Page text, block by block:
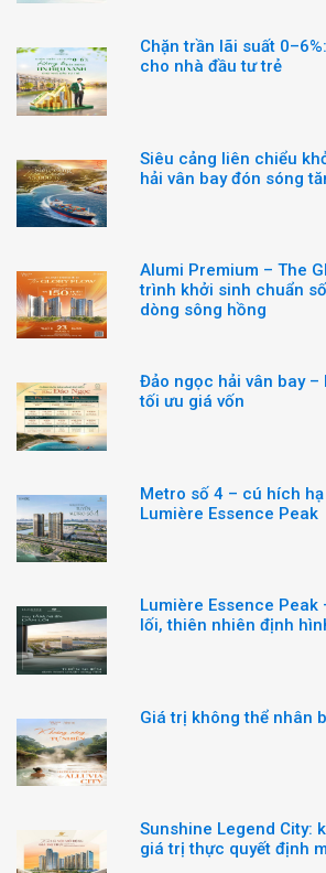
Chặn trần lãi suất
cho nhà đầu tư trẻ
Siêu cảng liên chiểu
hải vân bay đón sóng
Alumi Premium – The
trình khởi sinh chuẩn
dòng sông hồng
Đảo ngọc hải vân bay
tối ưu giá vốn
Metro số 4 – cú hích
Lumière Essence Peak
Lumière Essence Peak
lối, thiên nhiên định
Giá trị không thể nhân
Sunshine Legend City:
giá trị thực quyết định